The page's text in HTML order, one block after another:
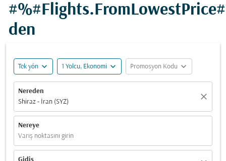
den
Tek yön expand_more 1 Yolcu, Ekonomi expand_more Promosyon Kodu expand_more
Nereden
Shiraz - İran (SYZ)
close
Nereye
Varış noktasını girin